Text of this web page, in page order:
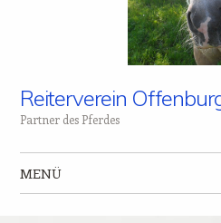
Reiterverein
Partner des Pferdes
MENÜ